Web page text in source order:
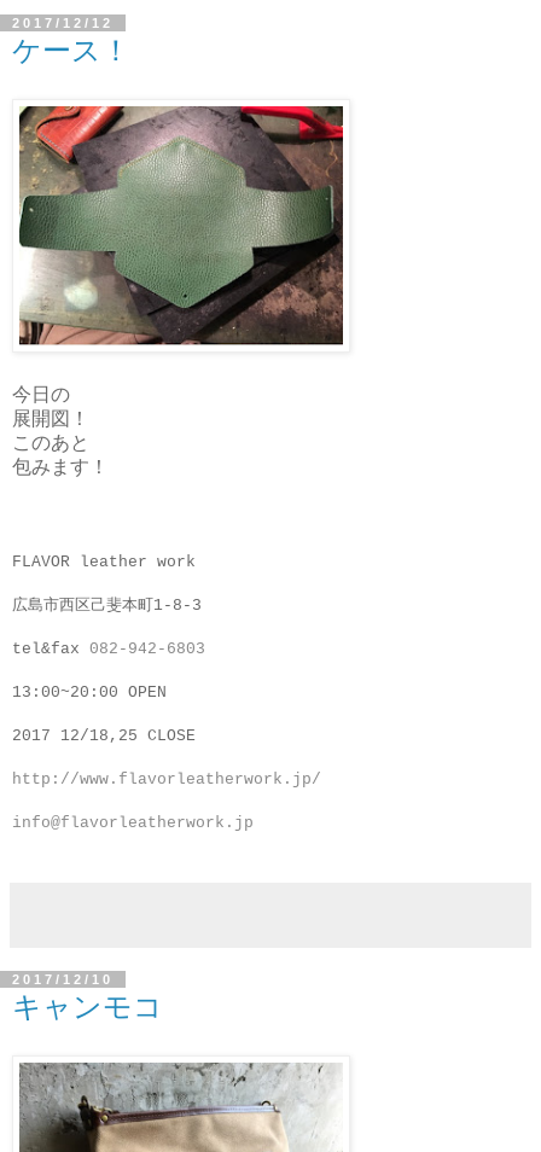
2017/12/12
ケース！
今日の
展開図！
このあと
包みます！
FLAVOR leather work
広島市西区己斐本町1-8-3
tel&fax 082-942-6803
13:00~20:00 OPEN
2017 12/18,25 CLOSE
http://www.flavorleatherwork.jp/
info@flavorleatherwork.jp
2017/12/10
キャンモコ